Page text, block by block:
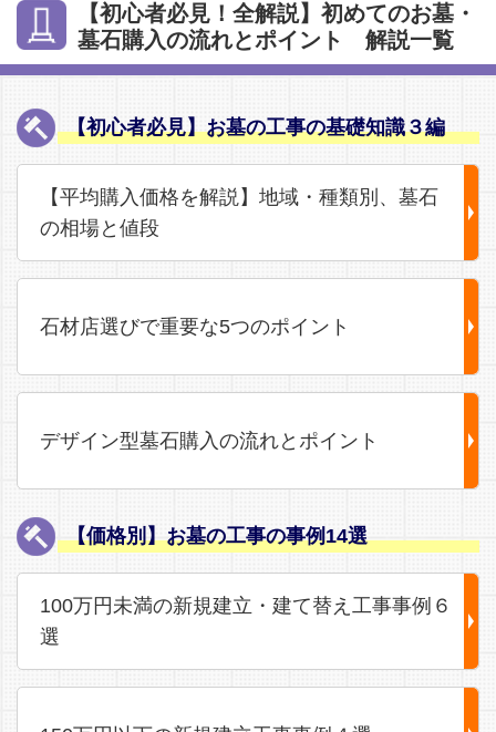
【初心者必見！全解説】初めてのお墓・
墓石購入の流れとポイント 解説一覧
【初心者必見】お墓の工事の基礎知識３編
【平均購入価格を解説】地域・種類別、墓石
の相場と値段
石材店選びで重要な5つのポイント
デザイン型墓石購入の流れとポイント
【価格別】お墓の工事の事例14選
100万円未満の新規建立・建て替え工事事例６
選